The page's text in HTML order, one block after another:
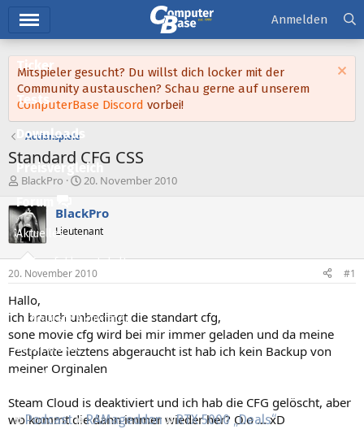
Ticker
Tests
Downloads
Preisvergleich
Forum
Aktuelles
Empfohlene Inhalte
Neueste Aktivitäten
Leserartikel
Regeln
Podcast RAMageddon
RTX 5000 „Deals“
Anmelden
Mitspieler gesucht? Du willst dich locker mit der
Community austauschen? Schau gerne auf unserem
ComputerBase Discord vorbei!
Actionspiele
Standard CFG CSS
E
r
s
t
e
e
r
BlackPro
E
s
e
l
t
m
20. November 2010
BlackPro
Lieutenant
20. November 2010 #1
Hallo,
ich brauch unbedingt die standart cfg,
sone movie cfg wird bei mir immer geladen und da meine
Festplatte letztens abgeraucht ist hab ich kein Backup von
meiner Orginalen
Steam Cloud is deaktiviert und ich hab die CFG gelöscht, aber
wo kommt die dann immer wieder her? O.o ... xD